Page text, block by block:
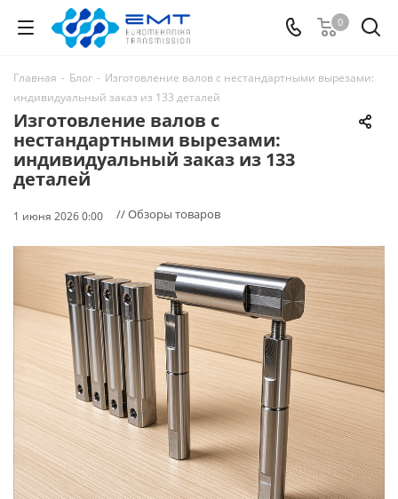
0
Главная - Блог - Изготовление валов с нестандартными вырезами:
индивидуальный заказ из 133 деталей
Изготовление валов с
нестандартными вырезами:
индивидуальный заказ из 133
деталей
1 июня 2026 0:00 // Обзоры товаров